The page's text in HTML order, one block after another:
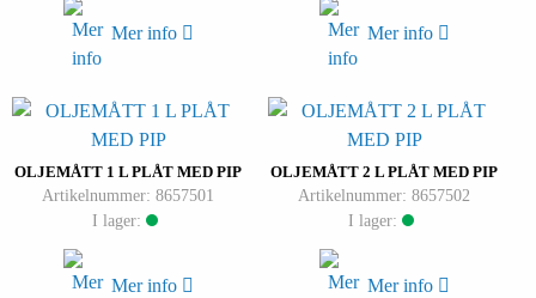
Mer info Mer info
OLJEMÅTT 1 L PLÅT MED PIP
Artikelnummer: 8657501
I lager:
Mer info
OLJEMÅTT 2 L PLÅT MED PIP
Artikelnummer: 8657502
I lager:
Mer info